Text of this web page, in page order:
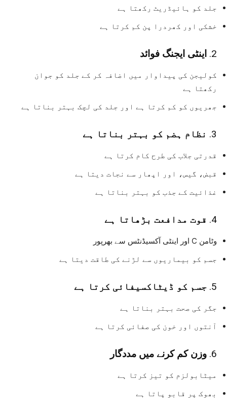
جلد کو ہائیڈریٹ رکھتا ہے
خشکی اور کھردرا پن کم کرتا ہے
2. اینٹی ایجنگ فوائد
کولیجن کی پیداوار میں اضافہ کر کے جلد کو جوان
رکھتا ہے
جھریوں کو کم کرتا ہے اور جلد کی لچک بہتر بناتا ہے
3. نظام ہضم کو بہتر بناتا ہے
قدرتی جلاب کی طرح کام کرتا ہے
قبض، گیس، اور اپھار سے نجات دیتا ہے
غذائیت کے جذب کو بہتر بناتا ہے
4. قوت مدافعت بڑھاتا ہے
وٹامن C اور اینٹی آکسیڈنٹس سے بھرپور
جسم کو بیماریوں سے لڑنے کی طاقت دیتا ہے
5. جسم کو ڈیٹاکسیفائی کرتا ہے
جگر کی صحت بہتر بناتا ہے
آنتوں اور خون کی صفائی کرتا ہے
6. وزن کم کرنے میں مددگار
میٹابولزم کو تیز کرتا ہے
بھوک پر قابو پاتا ہے